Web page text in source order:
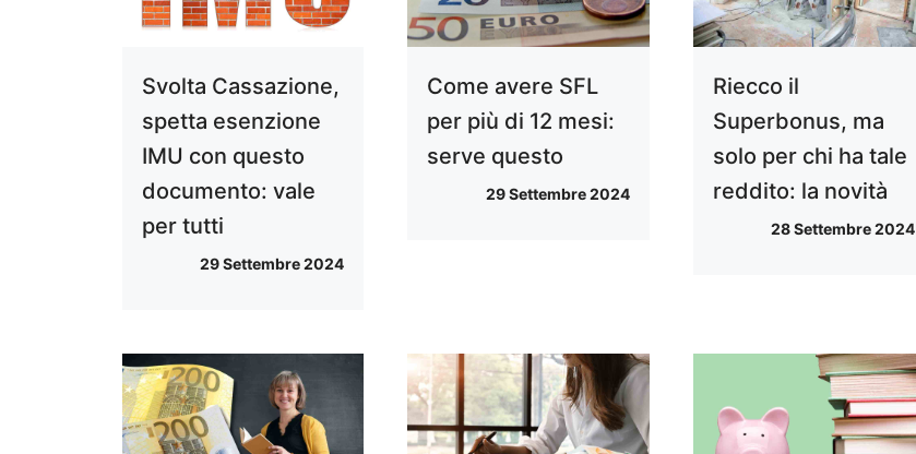
Svolta Cassazione,
spetta esenzione
IMU con questo
documento: vale
per tutti
29 Settembre 2024
Come avere SFL
per più di 12 mesi:
serve questo
29 Settembre 2024
Riecco il
Superbonus, ma
solo per chi ha tale
reddito: la novità
28 Settembre 2024